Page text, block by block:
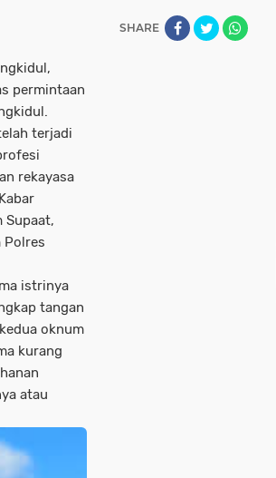
SHARE
permintaan
terjadi
rekayasa
Supaat,
Polres
istrinya
tangan
oknum
kurang
atau